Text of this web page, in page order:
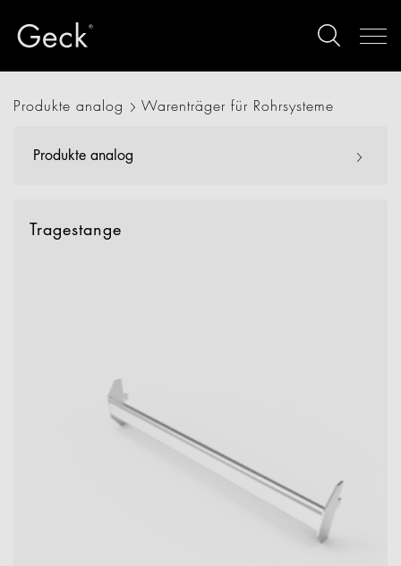
Produkte analog Warenträger für Rohrsysteme
Produkte analog
Tragestange